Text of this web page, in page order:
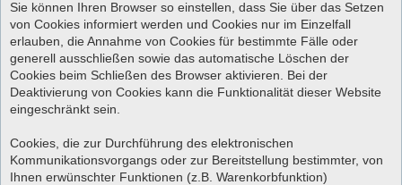
Sie können Ihren Browser so einstellen, dass Sie über das Setzen
von Cookies informiert werden und Cookies nur im Einzelfall
erlauben, die Annahme von Cookies für bestimmte Fälle oder
generell ausschließen sowie das automatische Löschen der
Cookies beim Schließen des Browser aktivieren. Bei der
Deaktivierung von Cookies kann die Funktionalität dieser Website
eingeschränkt sein.
Cookies, die zur Durchführung des elektronischen
Kommunikationsvorgangs oder zur Bereitstellung bestimmter, von
Ihnen erwünschter Funktionen (z.B. Warenkorbfunktion)